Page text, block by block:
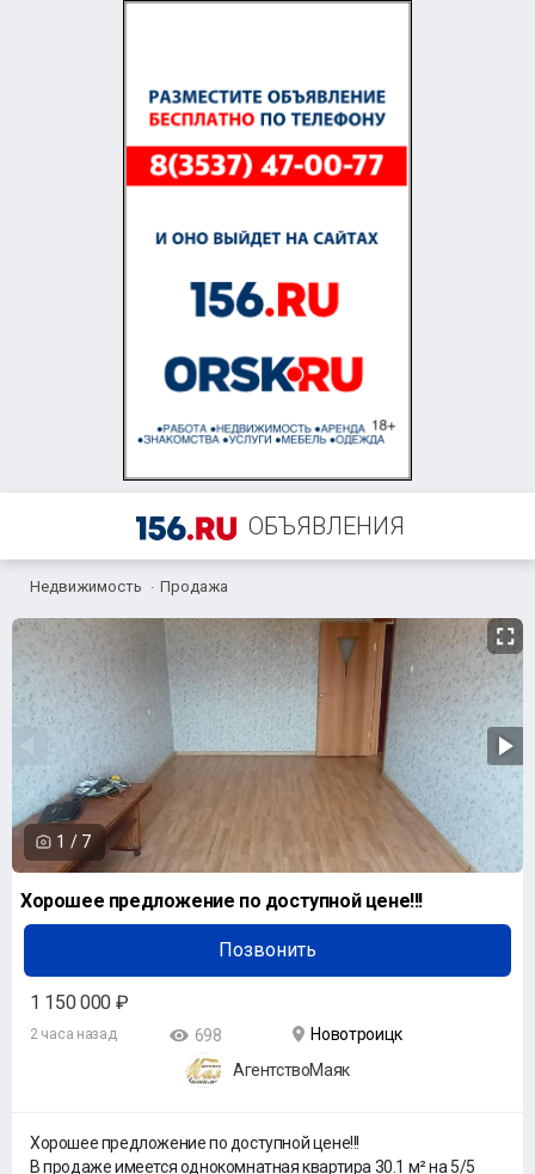
ОБЪЯВЛЕНИЯ
+7 (958) 838-38-73
Недвижимость Продажа
1 / 7
Хорошее предложение по доступной цене!!!
Позвонить
1 150 000 ₽
2 часа назад 698
Новотроицк
АгентствоМаяк
Хорошее предложение по доступной цене!!!
В продаже имеется однокомнатная квартира 30.1 м² на 5/5